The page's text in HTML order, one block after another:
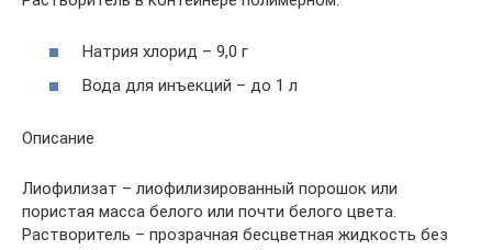
Натрия хлорид – 9,0 г
Вода для инъекций – до 1 л
Описание
Лиофилизат – лиофилизированный порошок или
пористая масса белого или почти белого цвета.
Растворитель – прозрачная бесцветная жидкость без